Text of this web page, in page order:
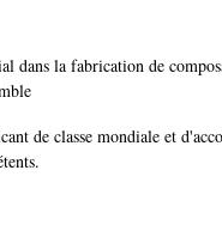
dans la fabrication de
de classe mondiale et